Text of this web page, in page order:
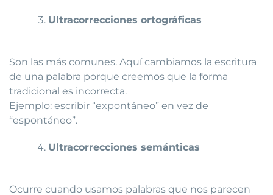
Ultracorrecciones ortográficas
Son las más comunes. Aquí cambiamos la escritura
de una palabra porque creemos que la forma
tradicional es incorrecta.
Ejemplo: escribir “expontáneo” en vez de
“espontáneo”.
Ultracorrecciones semánticas
Ocurre cuando usamos palabras que nos parecen